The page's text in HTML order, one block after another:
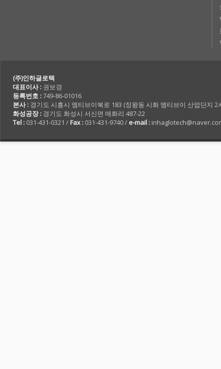
(주)인하글로텍
대표이사 : 권보경
등록번호 : 749-86-01016
본사 : 경기도 시흥시 엠티브이북로 183 (정왕동 시화 엠티브이 산업단지 2
화성공장 : 경기도 화성시 서신면 매화리 487-22
Tel : 031-431-0321 /Fax : 031-431-9740 / e-mail :